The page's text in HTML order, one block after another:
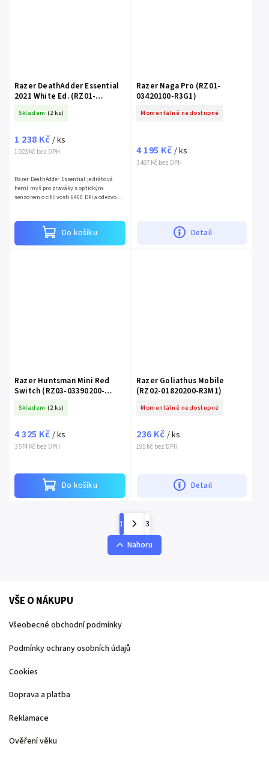
Razer DeathAdder Essential
2021 White Ed. (RZ01-
Skladem (2 ks)
1 023 Kč bez DPH
1 238 Kč / ks
Do košíku
Razer DeathAdder Essential je drátová
herní myš pro praváky s optickým
senzorem o citlivosti 6400 DPI a odezvou 1
Razer Naga Pro (RZ01-
03420100-R3G1)
Momentálně nedostupné
3 467 Kč bez DPH
4 195 Kč / ks
Detail
Razer Huntsman Mini Red
Switch (RZ03-03390200-
Skladem (2 ks)
3 574 Kč bez DPH
4 325 Kč / ks
Do košíku
Razer Goliathus Mobile
(RZ02-01820200-R3M1)
Momentálně nedostupné
195 Kč bez DPH
236 Kč / ks
Detail
1
3
Nahoru
VŠE O NÁKUPU
Všeobecné obchodní podmínky
Podmínky ochrany osobních údajů
Cookies
Doprava a platba
Reklamace
Ověření věku